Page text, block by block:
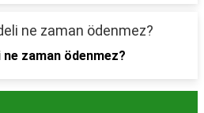
zaman ödenmez?